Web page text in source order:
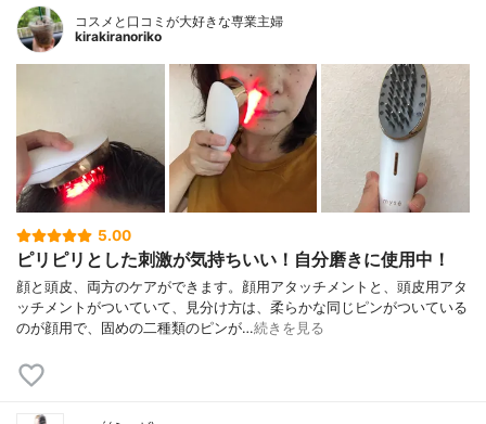
コスメと口コミが大好きな専業主婦
kirakiranoriko
5.00
ピリピリとした刺激が気持ちいい！自分磨きに使用中！
顔と頭皮、両方のケアができます。顔用アタッチメントと、頭皮用アタ
ッチメントがついていて、見分け方は、柔らかな同じピンがついている
のが顔用で、固めの二種類のピンが…続きを見る